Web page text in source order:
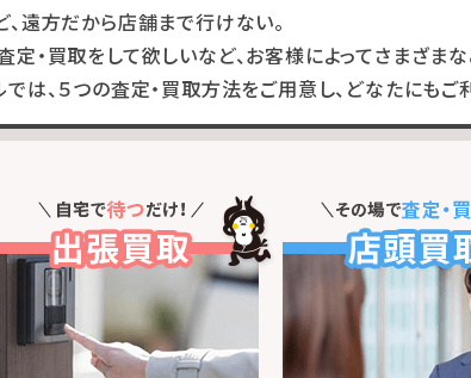
遠方だから店舗まで行けない。
・買取をして欲しいなど、お客様によってさまざまな
は、５つの査定・買取方法をご用意し、どなたにもご